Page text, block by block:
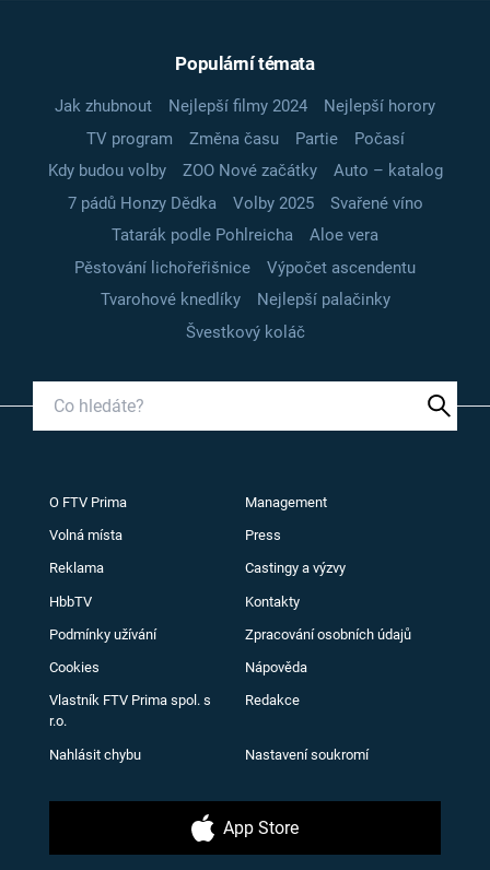
Populární témata
Jak zhubnout Nejlepší filmy 2024
Nejlepší horory
TV program
Změna času Partie
Počasí
Kdy budou volby
ZOO Nové začátky
Auto – katalog
7 pádů Honzy Dědka
Volby 2025
Svařené víno
Tatarák podle Pohlreicha
Aloe vera
Pěstování lichořeřišnice
Výpočet ascendentu
Tvarohové knedlíky
Nejlepší palačinky
Švestkový koláč
O FTV Prima Management
Volná místa Press
Reklama Castingy a výzvy
HbbTV Kontakty
Podmínky užívání Zpracování osobních údajů
Cookies Nápověda
Vlastník FTV Prima spol. s
r.o.
Redakce
Nahlásit chybu Nastavení soukromí
App Store